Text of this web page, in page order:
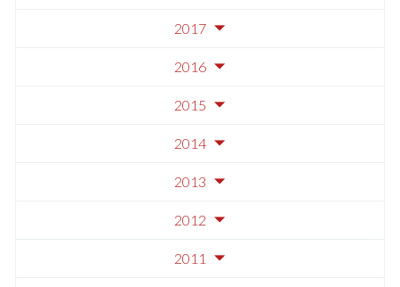
2017
2016
2015
2014
2013
2012
2011